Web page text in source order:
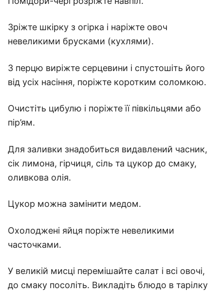
Зріжте шкірку з огірка і наріжте овоч
невеликими брусками (кухлями).
З перцю виріжте серцевини і спустошіть його
від усіх насіння, поріжте коротким соломкою.
Очистіть цибулю і поріжте її півкільцями або
пір’ям.
Для заливки знадобиться видавлений часник,
сік лимона, гірчиця, сіль та цукор до смаку,
оливкова олія.
Цукор можна замінити медом.
Охолоджені яйця поріжте невеликими
часточками.
У великій мисці перемішайте салат і всі овочі,
до смаку посоліть. Викладіть блюдо в тарілку